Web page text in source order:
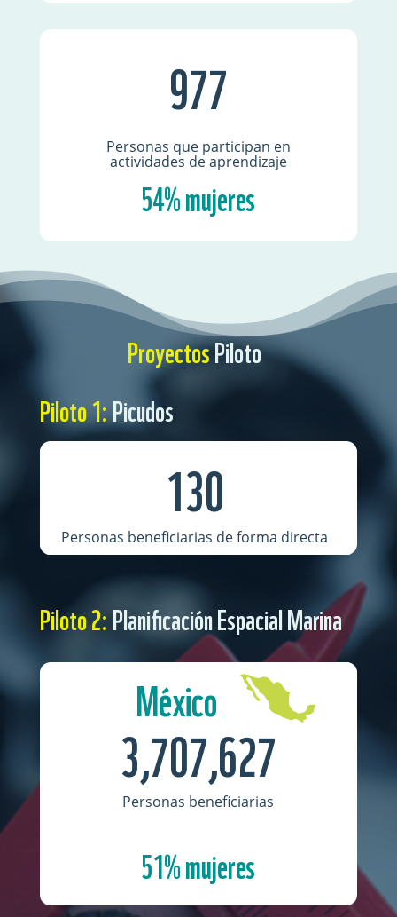
977
Personas que participan en
actividades de aprendizaje
54% mujeres
ProyectosPiloto
Piloto 1:Picudos
130
Personas beneficiarias de forma directa
Piloto 2: Planificación Espacial Marina
México
3,707,627
Personas beneficiarias
51% mujeres